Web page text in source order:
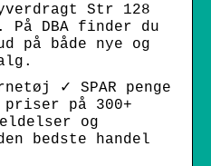
Str 128
DBA finder du
både nye og
✓ SPAR penge
priser på 300+
og
bedste handel